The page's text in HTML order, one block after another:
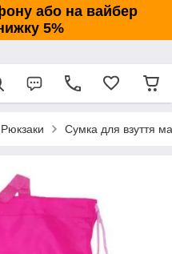
або на вайбер
5%
Рюкзаки Сумка для взуття